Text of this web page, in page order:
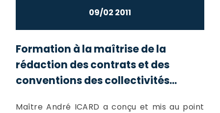
09/02 2011
Formation à la maîtrise de la
rédaction des contrats et des
conventions des collectivités...
Maître André ICARD a conçu et mis au point